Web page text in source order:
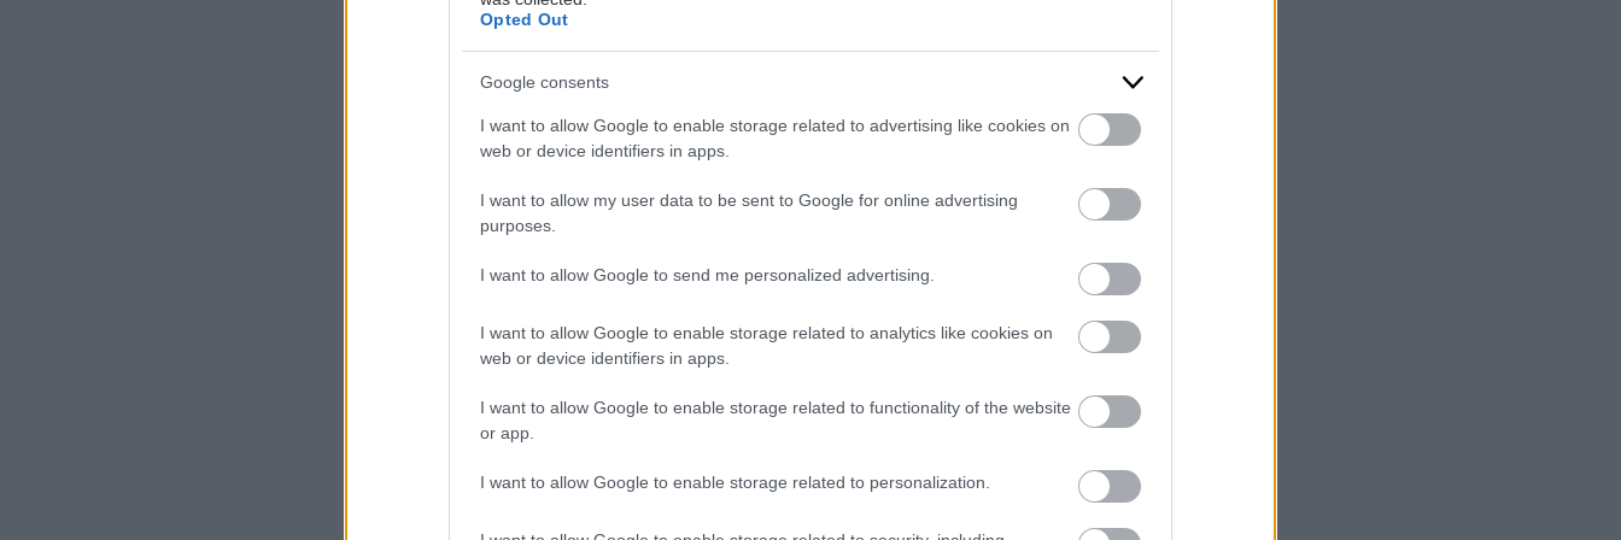
Opted Out
Google consents
I want to allow Google to enable storage related to advertising like cookies on
web or device identifiers in apps.
I want to allow my user data to be sent to Google for online advertising
purposes.
I want to allow Google to send me personalized advertising.
I want to allow Google to enable storage related to analytics like cookies on
web or device identifiers in apps.
I want to allow Google to enable storage related to functionality of the website
or app.
I want to allow Google to enable storage related to personalization.
καρδιοπάθεια.
συμπτώματα της
Ευρήματα μικρής μελέτης
μπορούσε να χρησιμοποιηθεί ως μη
φαρμακευτική θεραπευτική επιλογή
μπήκαν στην εμμηνόπαυση.